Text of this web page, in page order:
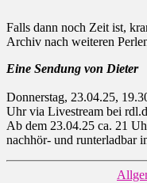
Falls dann noch Zeit ist,
Archiv nach weiteren
Eine Sendung von Dieter
Donnerstag, 23.04.25,
Uhr via Livestream bei
Ab dem 23.04.25 ca. 21
nachhör- und runterladbar